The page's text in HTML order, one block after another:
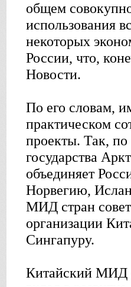
общем
использования
некоторых
России, что,
Новости.
По его словам,
практическом
проекты. Так,
государства
объединяет
Норвегию,
МИД стран
организации
Сингапуру.
Китайский МИД